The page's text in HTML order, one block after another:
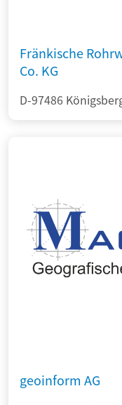
Fränkische
Co. KG
D-97486
geoinform AG